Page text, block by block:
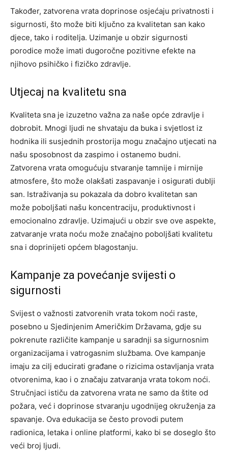
Također, zatvorena vrata doprinose osjećaju privatnosti i
sigurnosti, što može biti ključno za kvalitetan san kako
djece, tako i roditelja. Uzimanje u obzir sigurnosti
porodice može imati dugoročne pozitivne efekte na
njihovo psihičko i fizičko zdravlje.
Utjecaj na kvalitetu sna
Kvaliteta sna je izuzetno važna za naše opće zdravlje i
dobrobit. Mnogi ljudi ne shvataju da buka i svjetlost iz
hodnika ili susjednih prostorija mogu značajno utjecati na
našu sposobnost da zaspimo i ostanemo budni.
Zatvorena vrata omogućuju stvaranje tamnije i mirnije
atmosfere, što može olakšati zaspavanje i osigurati dublji
san. Istraživanja su pokazala da dobro kvalitetan san
može poboljšati našu koncentraciju, produktivnost i
emocionalno zdravlje. Uzimajući u obzir sve ove aspekte,
zatvaranje vrata noću može značajno poboljšati kvalitetu
sna i doprinijeti općem blagostanju.
Kampanje za povećanje svijesti o
sigurnosti
Svijest o važnosti zatvorenih vrata tokom noći raste,
posebno u Sjedinjenim Američkim Državama, gdje su
pokrenute različite kampanje u saradnji sa sigurnosnim
organizacijama i vatrogasnim službama. Ove kampanje
imaju za cilj educirati građane o rizicima ostavljanja vrata
otvorenima, kao i o značaju zatvaranja vrata tokom noći.
Stručnjaci ističu da zatvorena vrata ne samo da štite od
požara, već i doprinose stvaranju ugodnijeg okruženja za
spavanje. Ova edukacija se često provodi putem
radionica, letaka i online platformi, kako bi se doseglo što
veći broj ljudi.